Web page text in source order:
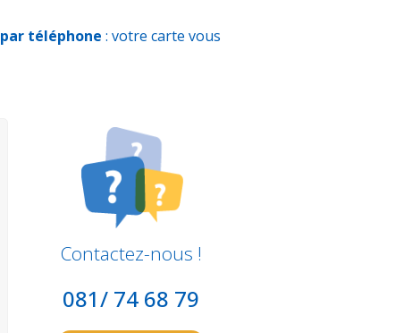
par téléphone : votre carte vous
Contactez-nous !
081/ 74 68 79